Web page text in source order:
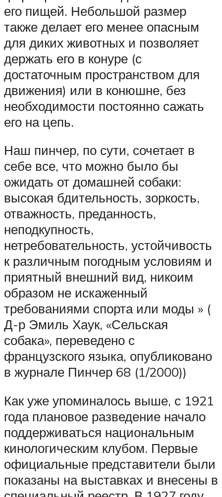
его пищей. Небольшой размер
также делает его менее опасным
для диких животных и позволяет
держать его в конуре (с
достаточным пространством для
движения) или в конюшне, без
необходимости постоянно сажать
его на цепь.
Наш пинчер, по сути, сочетает в
себе все, что можно было бы
ожидать от домашней собаки:
высокая бдительность, зоркость,
отважность, преданность,
неподкупность,
нетребовательность, устойчивость
к различным погодным условиям и
приятный внешний вид, никоим
образом не искаженный
требованиями спорта или моды » (
Д-р Эмиль Хаук, «Сельская
собака», переведено с
французского языка, опубликовано
в журнале Пинчер 68 (1/2000))
Как уже упоминалось выше, с 1921
года плановое разведение начало
поддерживаться национальным
кинологическим клубом. Первые
официальные представители были
показаны на выставках и внесены в